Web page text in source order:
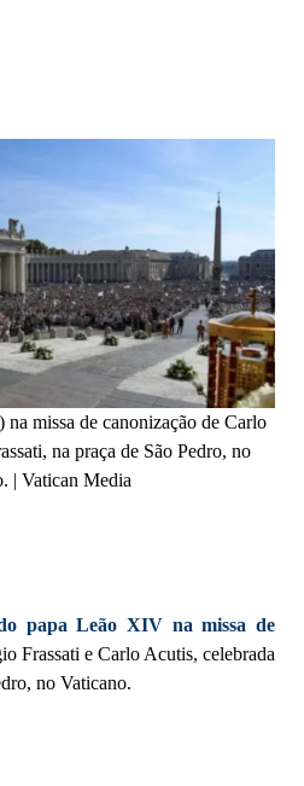
missa de canonização de Carlo
na praça de São Pedro, no
| Vatican Media
papa Leão XIV na missa de
Frassati e Carlo Acutis, celebrada
no Vaticano.